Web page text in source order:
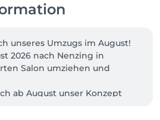
unseres Umzugs im August!
2026 nach Nenzing in
Salon umziehen und
ab August unser Konzept